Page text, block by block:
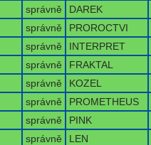
správně DAREK
správně PROROCTVI
správně INTERPRET
správně FRAKTAL
správně KOZEL
správně PROMETHEUS
správně PINK
správně LEN